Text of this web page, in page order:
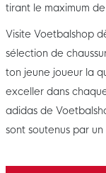
tirant le maximum
Visite Voetbalshop
sélection de
ton jeune joueur la
exceller dans
adidas de
sont soutenus par